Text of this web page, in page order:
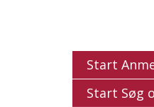
Start
Start Søg